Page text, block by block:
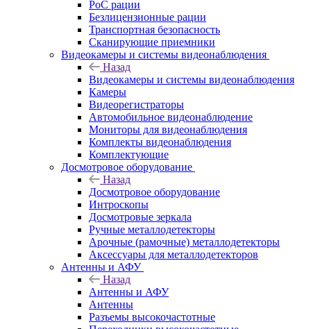
PoC рации
Безлицензионные рации
Транспортная безопасность
Сканирующие приемники
Видеокамеры и системы видеонаблюдения
Назад
Видеокамеры и системы видеонаблюдения
Камеры
Видеорегистраторы
Автомобильное видеонаблюдение
Мониторы для видеонаблюдения
Комплекты видеонаблюдения
Комплектующие
Досмотровое оборудование
Назад
Досмотровое оборудование
Интроскопы
Досмотровые зеркала
Ручные металлодетекторы
Арочные (рамочные) металлодетекторы
Аксессуары для металлодетекторов
Антенны и АФУ
Назад
Антенны и АФУ
Антенны
Разъемы высокочастотные